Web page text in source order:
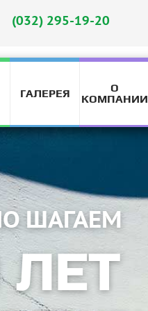
(032) 295-19-20
ГАЛЕРЕЯ
О
КОМПАНИИ